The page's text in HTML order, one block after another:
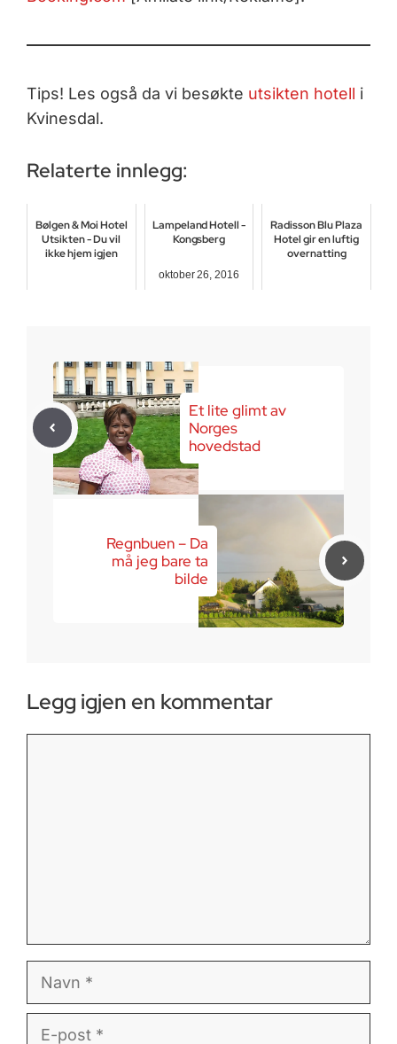
Tips! Les også da vi besøkte utsikten hotell i
Kvinesdal.
Relaterte innlegg:
Bølgen & Moi Hotel
Utsikten - Du vil
ikke hjem igjen
Lampeland Hotell -
Kongsberg
oktober 26, 2016
Radisson Blu Plaza
Hotel gir en luftig
overnatting
Et lite glimt av
Norges
hovedstad
Regnbuen – Da
må jeg bare ta
bilde
Legg igjen en kommentar